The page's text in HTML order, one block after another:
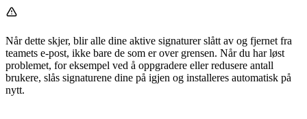
Når dette skjer, blir alle dine aktive signaturer slått av og fjernet fra
teamets e-post, ikke bare de som er over grensen. Når du har løst
problemet, for eksempel ved å oppgradere eller redusere antall
brukere, slås signaturene dine på igjen og installeres automatisk på
nytt.